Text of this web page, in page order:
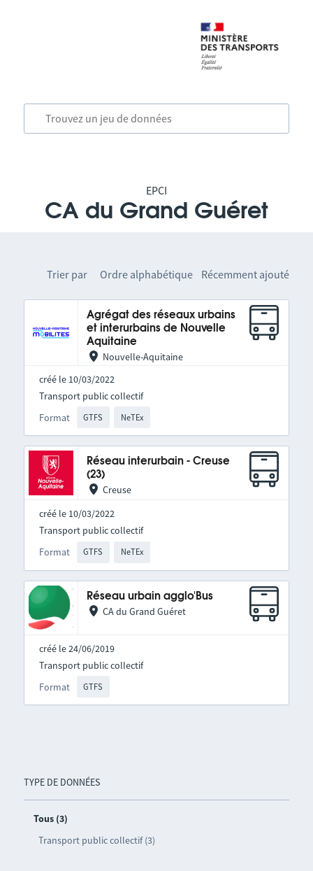
EPCI
CA du Grand Guéret
TYPE DE DONNÉES
Tous (3)
Transport public collectif (3)
Trier par Ordre alphabétique Récemment ajouté
Agrégat des réseaux urbains
et interurbains de Nouvelle
Aquitaine
Nouvelle-Aquitaine
créé le 10/03/2022
Format GTFS NeTEx
Transport public collectif
Réseau interurbain - Creuse
(23)
Creuse
créé le 10/03/2022
Format GTFS NeTEx
Transport public collectif
Réseau urbain agglo'Bus
CA du Grand Guéret
créé le 24/06/2019
Format GTFS
Transport public collectif